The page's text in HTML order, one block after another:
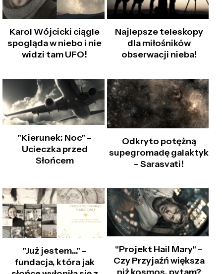
Karol Wójcicki ciągle
spogląda w niebo i nie
widzi tam UFO!
Najlepsze teleskopy
dla miłośników
obserwacji nieba!
"Kierunek: Noc" –
Ucieczka przed
Słońcem
Odkryto potężną
supegromadę galaktyk
– Sarasvati!
"Już jestem…" –
fundacja, która jak
"Projekt Hail Mary" –
Czy Przyjaźń większa